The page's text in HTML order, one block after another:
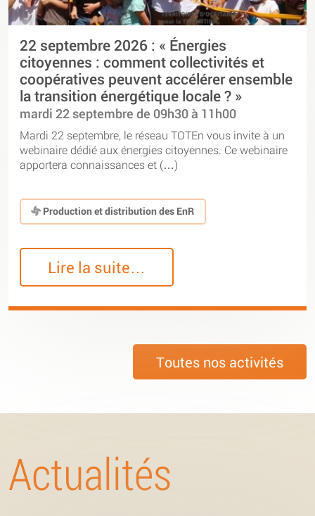
22 septembre 2026 : « Énergies
citoyennes : comment collectivités et
coopératives peuvent accélérer ensemble
la transition énergétique locale ? »
mardi 22 septembre de 09h30 à 11h00
Mardi 22 septembre, le réseau TOTEn vous invite à un
webinaire dédié aux énergies citoyennes. Ce webinaire
apportera connaissances et (…)
Production et distribution des EnR
Lire la suite…
Toutes nos activités
Actualités